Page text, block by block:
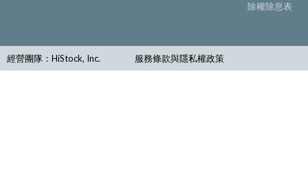
除權除息表
經營團隊：HiStock, Inc. 服務條款與隱私權政策